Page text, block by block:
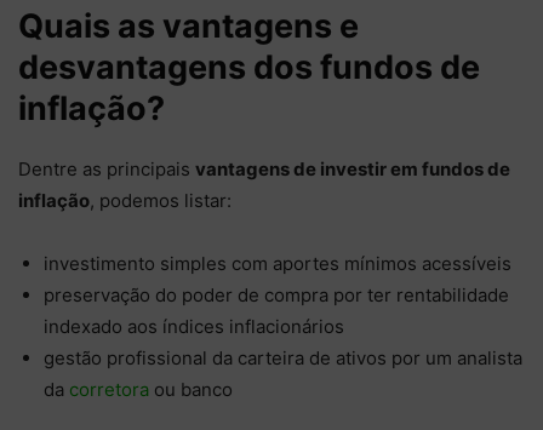
Quais as vantagens e
desvantagens dos fundos de
inflação?
Dentre as principais vantagens de investir em fundos de
inflação, podemos listar:
investimento simples com aportes mínimos acessíveis
preservação do poder de compra por ter rentabilidade
indexado aos índices inflacionários
gestão profissional da carteira de ativos por um analista
da corretora ou banco